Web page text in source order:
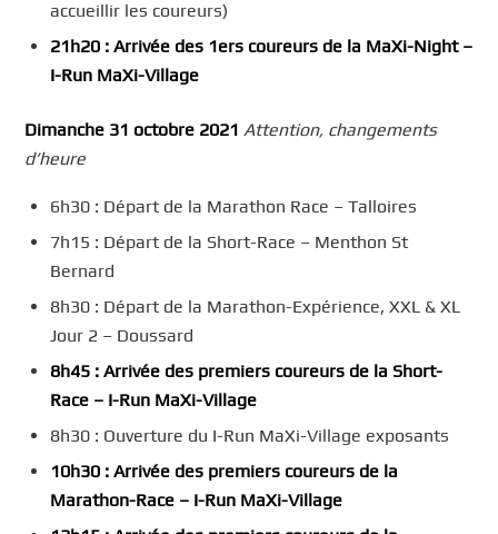
accueillir les coureurs)
21h20 : Arrivée des 1ers coureurs de la MaXi-Night –
I-Run MaXi-Village
Dimanche 31 octobre 2021 Attention, changements
d’heure
6h30 : Départ de la Marathon Race – Talloires
7h15 : Départ de la Short-Race – Menthon St
Bernard
8h30 : Départ de la Marathon-Expérience, XXL & XL
Jour 2 – Doussard
8h45 : Arrivée des premiers coureurs de la Short-
Race – I-Run MaXi-Village
8h30 : Ouverture du I-Run MaXi-Village exposants
10h30 : Arrivée des premiers coureurs de la
Marathon-Race – I-Run MaXi-Village